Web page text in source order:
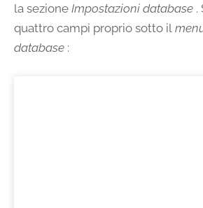
la sezione Impostazioni database .
quattro campi proprio sotto il
database :